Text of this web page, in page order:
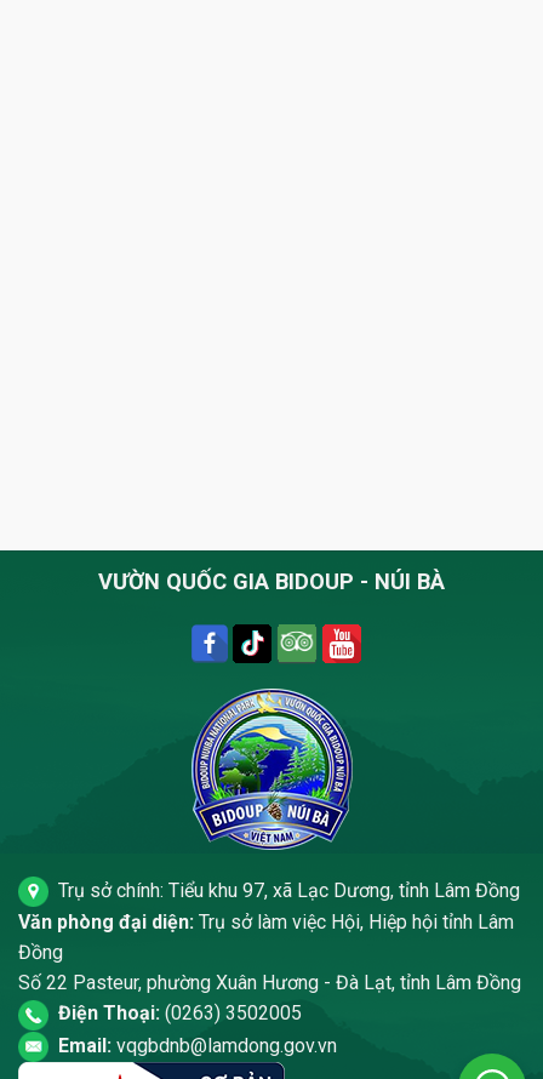
Trụ sở chính: Tiểu khu 97, xã Lạc Dương, tỉnh Lâm Đồng
Văn phòng đại diện:
Đồng
Số 22 Pasteur, phường Xuân Hương - Đà Lạt, tỉnh Lâm Đồng
Điện Thoại:(0263) 3502005
vqgbdnb@lamdong.gov.vn